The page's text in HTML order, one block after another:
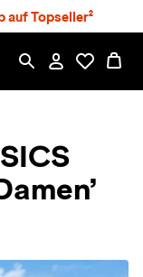
auf Topseller²